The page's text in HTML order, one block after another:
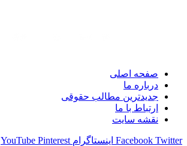
صفحه اصلی
درباره ما
جدیدترین مطالب حقوقی
ارتباط با ما
نقشه سایت
Facebook Twitter اینستاگرام YouTube Pinterest